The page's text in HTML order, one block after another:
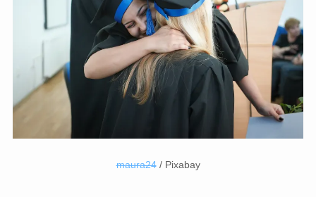
maura24/ Pixabay